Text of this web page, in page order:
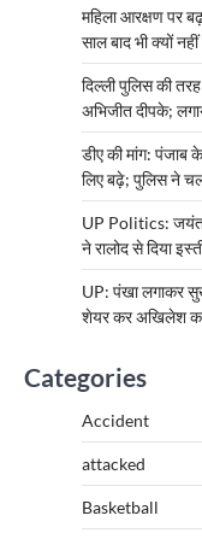
महिला आरक्षण पर
साल बाद भी क्यों
दिल्ली पुलिस की
अभिजीत दीपके;
डीए की मांग: पंजाब
लिए बढ़े; पुलिस ने
UP Politics: जयंत
ने रालोद से दिया
UP: पंखा लगाकर
शेयर कर अखिलेश का
Categories
Accident
attacked
Basketball